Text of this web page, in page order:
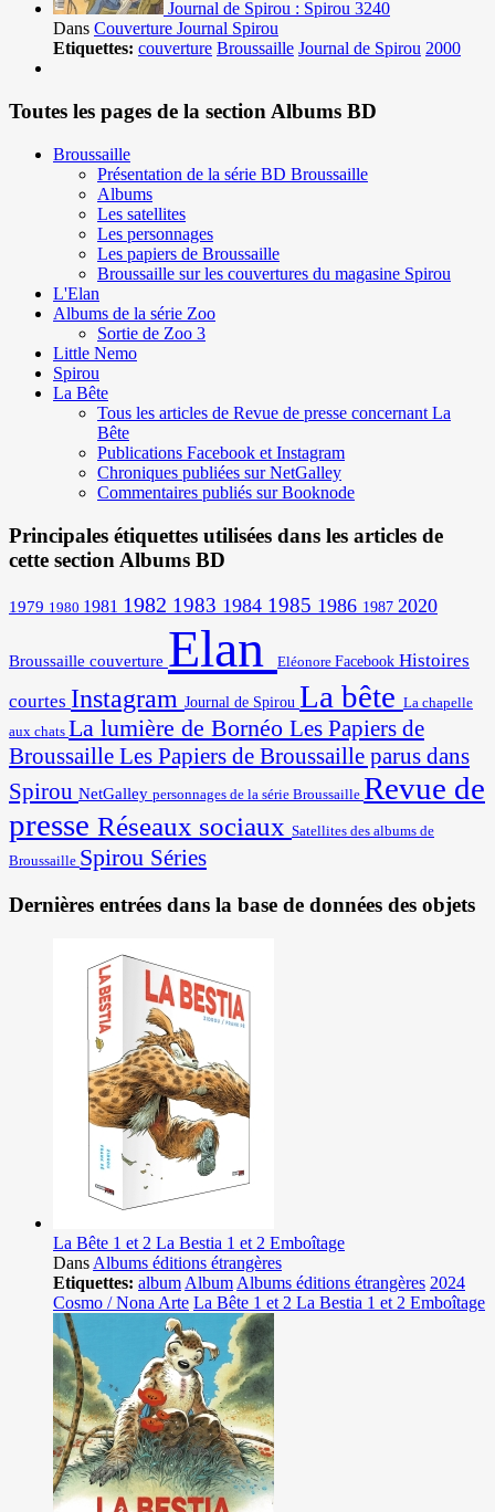
Journal de Spirou : Spirou 3240
Dans Couverture Journal Spirou
Etiquettes: couverture Broussaille Journal de Spirou 2000
Toutes les pages de la section Albums BD
Broussaille
Présentation de la série BD Broussaille
Albums
Les satellites
Les personnages
Les papiers de Broussaille
Broussaille sur les couvertures du magasine Spirou
L'Elan
Albums de la série Zoo
Sortie de Zoo 3
Little Nemo
Spirou
La Bête
Tous les articles de Revue de presse concernant La
Bête
Publications Facebook et Instagram
Chroniques publiées sur NetGalley
Commentaires publiés sur Booknode
Principales étiquettes utilisées dans les articles de
cette section Albums BD
1979 1980 1981 1982 1983 1984 1985 1986 1987 2020
Broussaille couverture Elan Eléonore Facebook Histoires
courtes Instagram Journal de Spirou La bête La chapelle
aux chats La lumière de Bornéo Les Papiers de
Broussaille Les Papiers de Broussaille parus dans
Spirou NetGalley personnages de la série Broussaille Revue de
presse Réseaux sociaux Satellites des albums de
Broussaille Spirou Séries
Dernières entrées dans la base de données des objets
La Bête 1 et 2 La Bestia 1 et 2 Emboîtage
Dans Albums éditions étrangères
Etiquettes: album Album Albums éditions étrangères 2024
Cosmo / Nona Arte La Bête 1 et 2 La Bestia 1 et 2 Emboîtage